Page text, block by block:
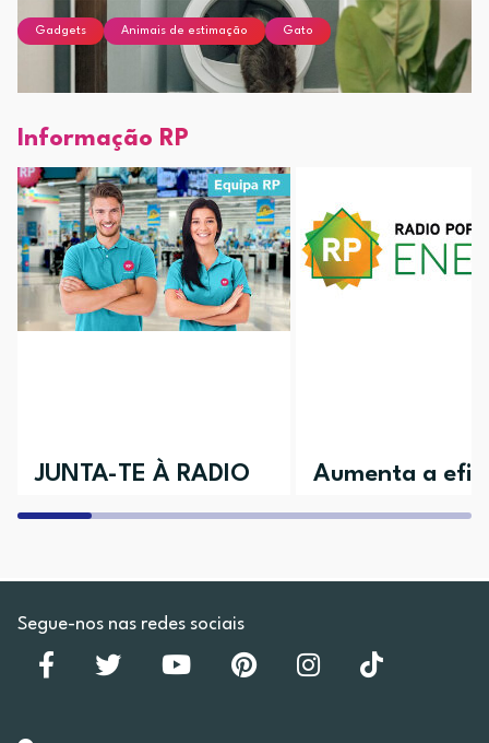
Gadgets Animais de estimação Gato
Informação RP
JUNTA-TE À RADIO
POPULAR
Aumenta a
da tua casa
Segue-nos nas redes sociais